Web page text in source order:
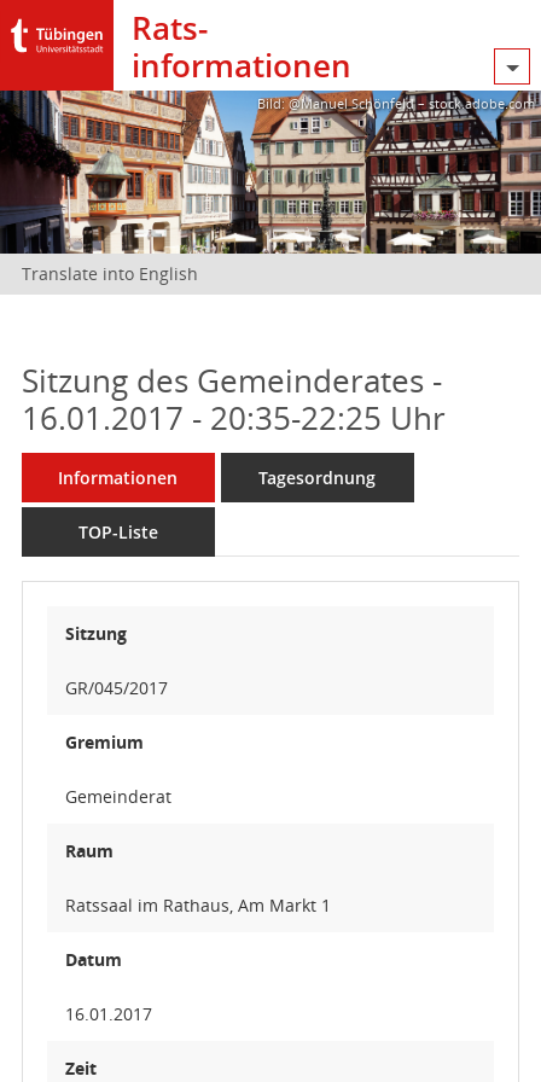
Rats­
informationen
Bild: @Manuel Schönfeld – stock.adobe.com
Translate into English
Sitzung des Gemeinderates -
16.01.2017 - 20:35-22:25 Uhr
Informationen Tagesordnung
TOP-Liste
Sitzung
GR/045/2017
Gremium
Gemeinderat
Raum
Ratssaal im Rathaus, Am Markt 1
Datum
16.01.2017
Zeit